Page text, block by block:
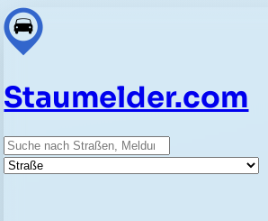
Staumelder.com
Suche
Straße